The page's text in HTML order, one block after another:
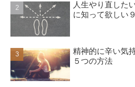
人生やり直した
に知って欲しい
精神的に辛い気
５つの方法